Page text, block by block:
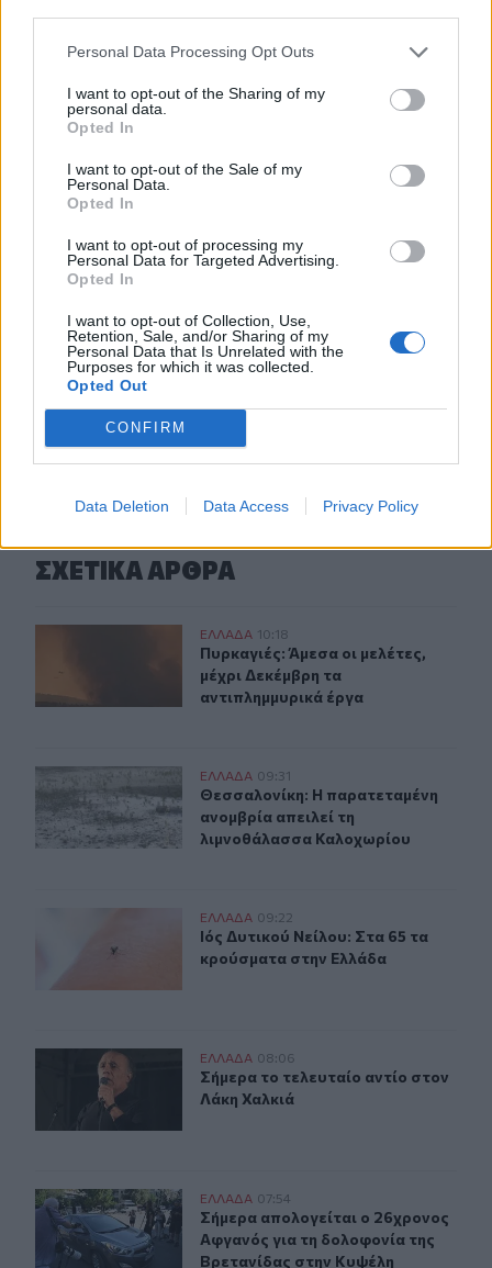
Personal Data Processing Opt Outs
I want to opt-out of the Sharing of my
personal data.
Opted In
I want to opt-out of the Sale of my
Personal Data.
Opted In
I want to opt-out of processing my
Personal Data for Targeted Advertising.
Opted In
I want to opt-out of Collection, Use,
Retention, Sale, and/or Sharing of my
Personal Data that Is Unrelated with the
Purposes for which it was collected.
Opted Out
CONFIRM
Data Deletion Data Access Privacy Policy
100.000€ από επιτήδειους
08:54
35 χρόνια ίντερνετ: Το πρώτο website το οποίο υπάρχει
08:47
Δήμος Βιάννου: Οι ώρες και οι μέρες λειτουργίας του
Γραφείου Δακοκτονίας
08:40
απόφαση που δημοσιεύθηκε στην Εφημερίδα της
Κυβέρνησης
ΣΧΕΤΙΚA AΡΘΡΑ
Πυρκαγιές: Άμεσα οι μελέτες, μέχρι Δεκέμβρη τα
ΕΛΛAΔΑ 10:18
Πυρκαγιές: Άμεσα οι μελέτες,
Πυρκαγιές: Άμεσα οι μελέτες,
μέχρι Δεκέμβρη τα
αντιπλημμυρικά έργα
Θεσσαλονίκη: Η παρατεταμένη ανομβρία απειλεί τη
ΕΛΛAΔΑ 09:31
Θεσσαλονίκη: Η παρατεταμένη
Θεσσαλονίκη: Η παρατεταμένη
ανομβρία απειλεί τη
λιμνοθάλασσα Καλοχωρίου
Ιός Δυτικού Νείλου: Στα 65 τα κρούσματα στην Ελλάδα
ΕΛΛAΔΑ 09:22
Ιός Δυτικού Νείλου: Στα 65 τα
Ιός Δυτικού Νείλου: Στα 65 τα
κρούσματα στην Ελλάδα
Σήμερα το τελευταίο αντίο στον Λάκη Χαλκιά
ΕΛΛAΔΑ 08:06
Σήμερα το τελευταίο αντίο στον
Σήμερα το τελευταίο αντίο στον
Λάκη Χαλκιά
Σήμερα απολογείται ο 26χρονος Αφγανός για τη
ΕΛΛAΔΑ 07:54
Σήμερα απολογείται ο 26χρονος
Σήμερα απολογείται ο 26χρονος
Αφγανός για τη δολοφονία της
Βρετανίδας στην Κυψέλη